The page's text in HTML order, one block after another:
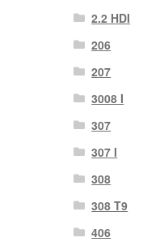
2.2 HDI
206
207
3008 Ι
307
307 Ι
308
308 Τ9
406